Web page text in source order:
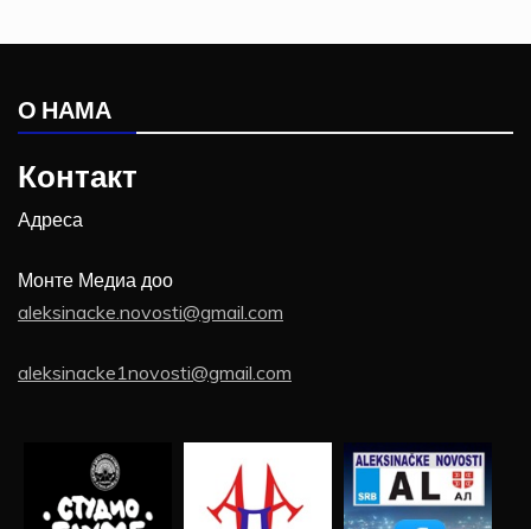
О НАМА
Контакт
Адреса
Монте Медиа доо
aleksinacke.novosti@gmail.com
aleksinacke1novosti@gmail.com